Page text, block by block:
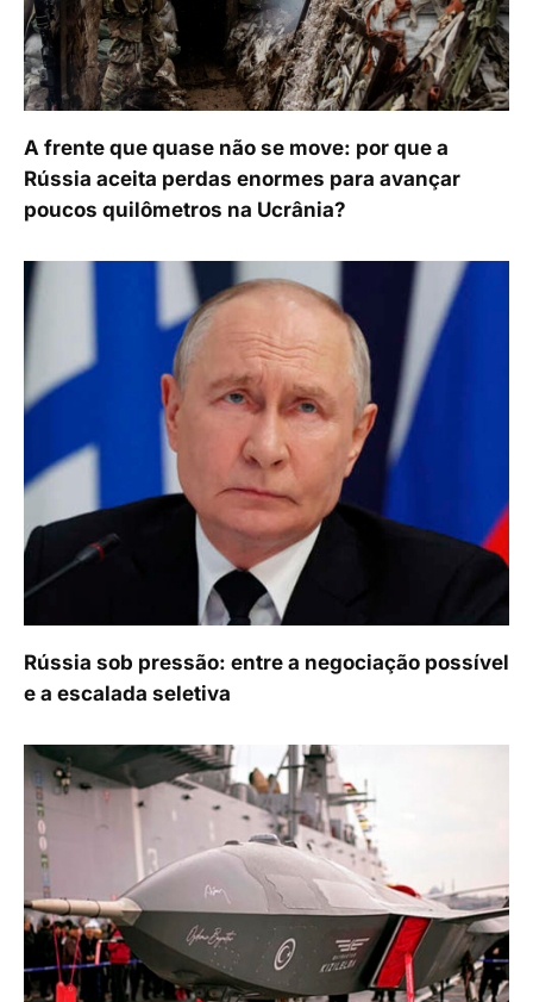
A frente que quase não se move: por que a
Rússia aceita perdas enormes para avançar
poucos quilômetros na Ucrânia?
Rússia sob pressão: entre a negociação possível
e a escalada seletiva